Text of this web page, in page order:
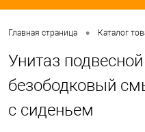
Главная страница • Каталог
Унитаз
безободковый
с сиденьем